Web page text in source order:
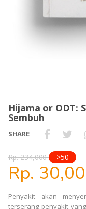
Hijama or ODT:
Sembuh
SHARE
Rp. 234,000 >50
Rp.
Penyakit akan
terserang penyakit